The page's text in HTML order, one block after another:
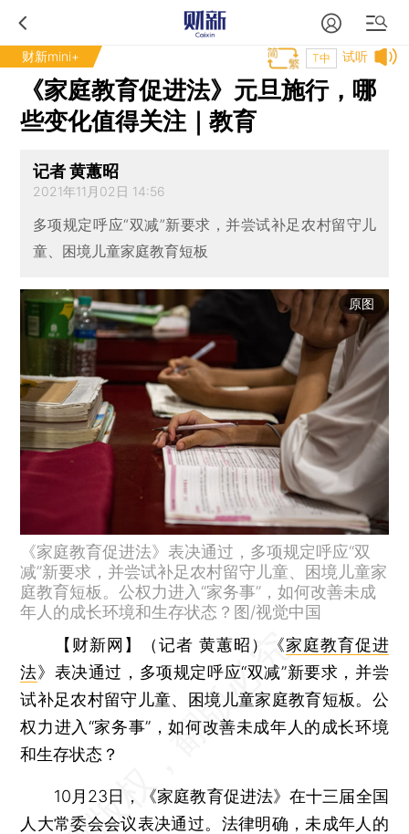
财新mini+ 试听
T中
《家庭教育促进法》元旦施行，哪
些变化值得关注｜教育
记者 黄蕙昭
2021年11月02日 14:56
多项规定呼应“双减”新要求，并尝试补足农村留守儿
童、困境儿童家庭教育短板
原图
《家庭教育促进法》表决通过，多项规定呼应“双
减”新要求，并尝试补足农村留守儿童、困境儿童家
庭教育短板。公权力进入“家务事”，如何改善未成
年人的成长环境和生存状态？图/视觉中国
【财新网】（记者 黄蕙昭）
《家庭教育促进
法》表决通过，多项规定呼应“双减”新要求，并尝
试补足农村留守儿童、困境儿童家庭教育短板。公
权力进入“家务事”，如何改善未成年人的成长环境
和生存状态？
10月23日，《家庭教育促进法》在十三届全国
人大常委会会议表决通过。法律明确，未成年人的